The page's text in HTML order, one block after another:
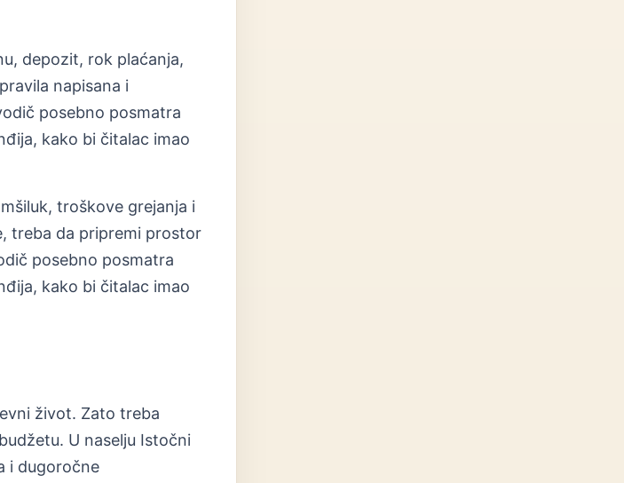
depozit, rok plaćanja,
napisana i
posebno posmatra
kako bi čitalac imao
troškove grejanja i
treba da pripremi prostor
posebno posmatra
kako bi čitalac imao
život. Zato treba
U naselju Istočni
i dugoročne